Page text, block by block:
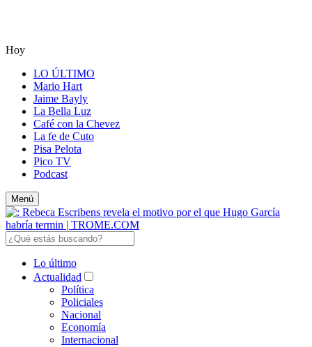
Hoy
LO ÚLTIMO
Mario Hart
Jaime Bayly
La Bella Luz
Café con la Chevez
La fe de Cuto
Pisa Pelota
Pico TV
Podcast
Menú
Lo último
Actualidad
Política
Policiales
Nacional
Economía
Internacional